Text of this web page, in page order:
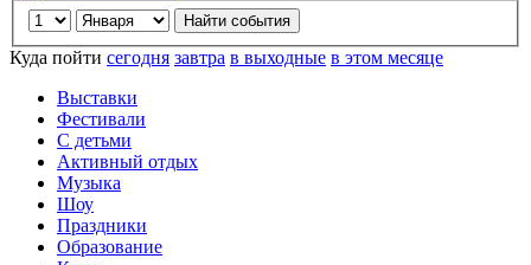
Куда пойти сегодня завтра в выходные в этом месяце
Выставки
Фестивали
С детьми
Активный отдых
Музыка
Шоу
Праздники
Образование